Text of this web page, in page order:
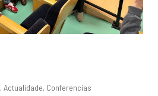
,Actualidade, Conferencias